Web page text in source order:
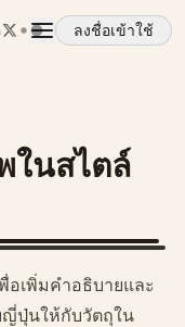
ลงชื่อเข้าใช้
ในสไตล์
อเพิ่มคำอธิบายและ
ญี่ปุ่นให้กับวัตถุใน